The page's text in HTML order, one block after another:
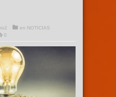
en NOTICIAS
0